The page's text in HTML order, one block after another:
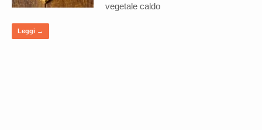
vegetale caldo
Leggi →